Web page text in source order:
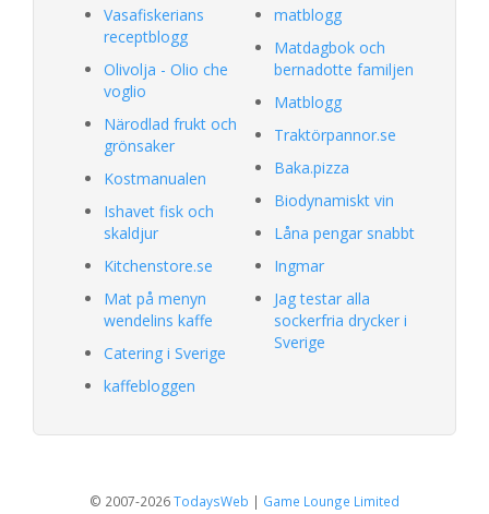
Vasafiskerians
receptblogg
Olivolja - Olio che
voglio
Närodlad frukt och
grönsaker
Kostmanualen
Ishavet fisk och
skaldjur
Kitchenstore.se
Mat på menyn
wendelins kaffe
Catering i Sverige
kaffebloggen
matblogg
Matdagbok och
bernadotte familjen
Matblogg
Traktörpannor.se
Baka.pizza
Biodynamiskt vin
Låna pengar snabbt
Ingmar
Jag testar alla
sockerfria drycker i
Sverige
© 2007-2026TodaysWeb | Game Lounge Limited